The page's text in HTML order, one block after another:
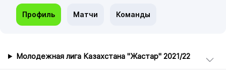
Профиль Матчи Команды
Молодежная лига Казахстана "Жастар" 2021/22